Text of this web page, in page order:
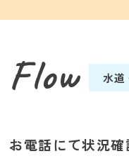
Flow 水道
お電話にて状況確